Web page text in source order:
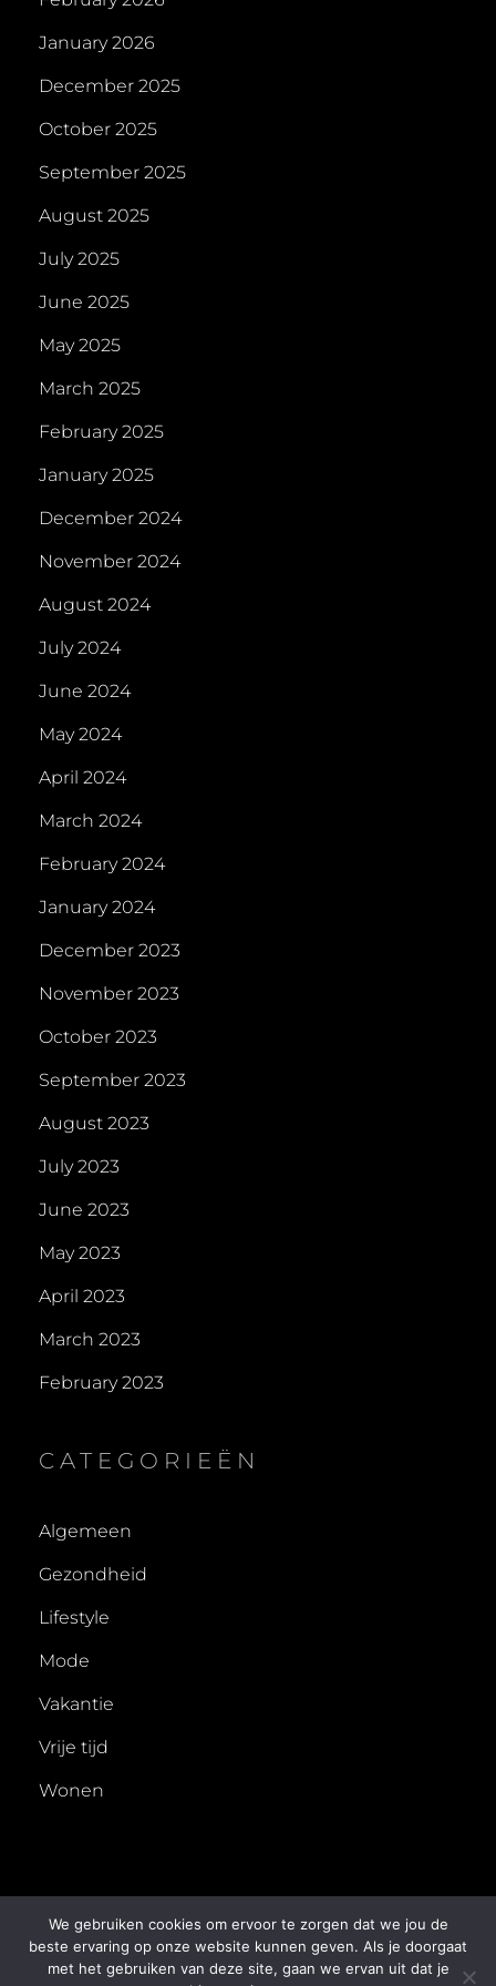
January 2026
December 2025
October 2025
September 2025
August 2025
July 2025
June 2025
May 2025
March 2025
February 2025
January 2025
December 2024
November 2024
August 2024
July 2024
June 2024
May 2024
April 2024
March 2024
February 2024
January 2024
December 2023
November 2023
October 2023
September 2023
August 2023
July 2023
June 2023
May 2023
April 2023
March 2023
February 2023
CATEGORIEËN
Algemeen
Gezondheid
Lifestyle
Mode
Vakantie
Vrije tijd
Wonen
COPYRIGHT © 2026 50X . ALL RIGHTS RESERVED.
We gebruiken cookies om ervoor te zorgen dat we jou de
beste ervaring op onze website kunnen geven. Als je doorgaat
met het gebruiken van deze site, gaan we ervan uit dat je